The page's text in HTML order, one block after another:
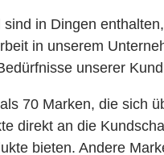
in Dingen
in unserem
unserer
70 Marken, die sich
direkt an die
bieten. Andere